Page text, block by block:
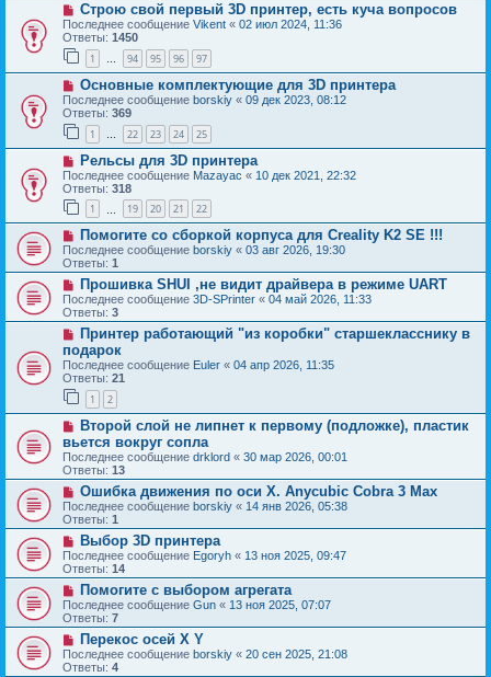
Строю свой первый 3D принтер, есть куча вопросов
Последнее сообщение Vikent « 02 июл 2024, 11:36
Ответы: 1450
1 … 94 95 96 97
Основные комплектующие для 3D принтера
Последнее сообщение borskiy « 09 дек 2023, 08:12
Ответы: 369
1 … 22 23 24 25
Рельсы для 3D принтера
Последнее сообщение Mazayac « 10 дек 2021, 22:32
Ответы: 318
1 19 20 21 22
Помогите со сборкой корпуса для Creality K2 SE !!!
Последнее сообщение borskiy « 03 авг 2026, 19:30
Ответы: 1
Прошивка SHUI ,не видит драйвера в режиме UART
Последнее сообщение 3D-SPrinter « 04 май 2026, 11:33
Ответы: 3
Принтер работающий "из коробки" старшекласснику в
подарок
Последнее сообщение Euler « 04 апр 2026, 11:35
Ответы: 21
1 2
Второй слой не липнет к первому (подложке), пластик
вьется вокруг сопла
Последнее сообщение drklord « 30 мар 2026, 00:01
Ответы: 13
Ошибка движения по оси Х. Anycubic Cobra 3 Max
Последнее сообщение borskiy « 14 янв 2026, 05:38
Ответы: 1
Выбор 3D принтера
Последнее сообщение Egoryh « 13 ноя 2025, 09:47
Ответы: 14
Помогите с выбором агрегата
Последнее сообщение Gun « 13 ноя 2025, 07:07
Ответы: 7
Перекос осей X Y
Последнее сообщение borskiy « 20 сен 2025, 21:08
Ответы: 4